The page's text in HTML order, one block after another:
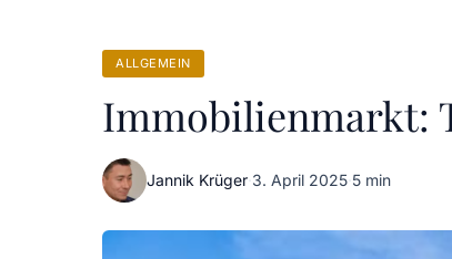
ALLGEMEIN
Immobilienmarkt:
Jannik Krüger·3. April 2025·5 min